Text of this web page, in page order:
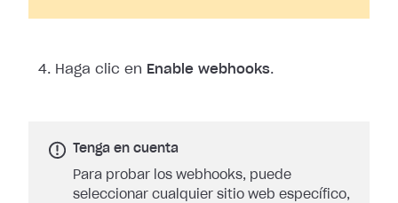
Haga clic en Enable webhooks.
Tenga en cuenta
Para probar los webhooks, puede
seleccionar cualquier sitio web específico,